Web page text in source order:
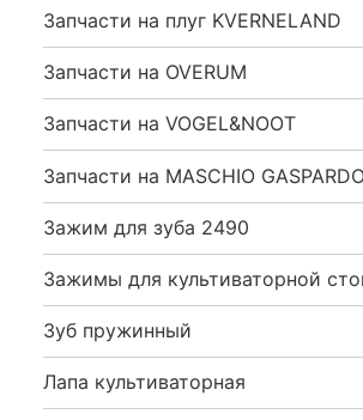
Запчасти на плуг KVERNELAND
Запчасти на OVERUM
Запчасти на VOGEL&NOOT
Запчасти на MASCHIO
Зажим для зуба 2490
Зажимы для культиваторной
Зуб пружинный
Лапа культиваторная